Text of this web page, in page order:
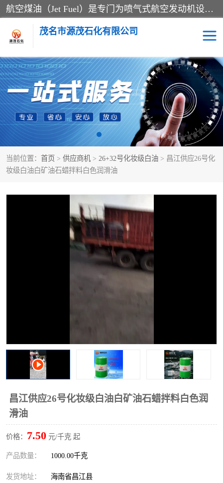
航空煤油（Jet Fuel）是专门为喷气式航空发动机设计的高纯度燃料，主要分为Jet A、Jet A-1和Jet B等类型。其特点是闪点高、低温流动性好，并添加了抗静电剂和抗氧化剂以确保飞行安全。航空煤油需
茂名市源茂石化有限公司
当前位置： 首页 > 供应商机 > 26+32号化妆级白油 > 昌江供应26号化
妆级白油白矿油石蜡拌料白色润滑油
昌江供应26号化妆级白油白矿油石蜡拌料白色润
滑油
价格： 7.50 元/千克 起
产品数量： 1000.00千克
发货地址： 海南省昌江县
RP3航空煤油 D20+D30溶剂油
D40+D60溶剂油 D80+D100溶剂油
6号+120号溶剂油 260号溶剂油
异构烷烃 天然乳胶
26+32号化妆级白油 46+68号化妆级白油